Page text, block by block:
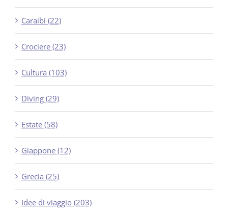
Caraibi (22)
Crociere (23)
Cultura (103)
Diving (29)
Estate (58)
Giappone (12)
Grecia (25)
Idee di viaggio (203)